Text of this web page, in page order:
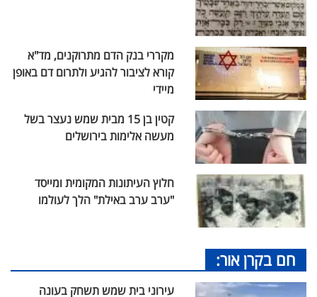
מקררי בנק הדם מתרוקנים, מד"א
קורא לציבור להגיע ולתרום דם באופן
מיידי
קטין בן 15 מבית שמש נעצר בשל
מעשה אלימות בירושלים
חלוץ העיתונות המקומית ומייסד
"ערב ערב באילת" הלך לעולמו
חם בקרן אור:
עירוני בית שמש תשחק בעונה